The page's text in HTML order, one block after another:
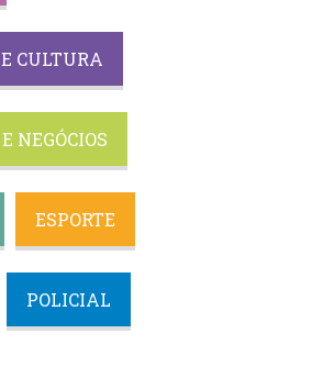
POLICIAL
ESPORTE
NEGÓCIOS
CULTURA